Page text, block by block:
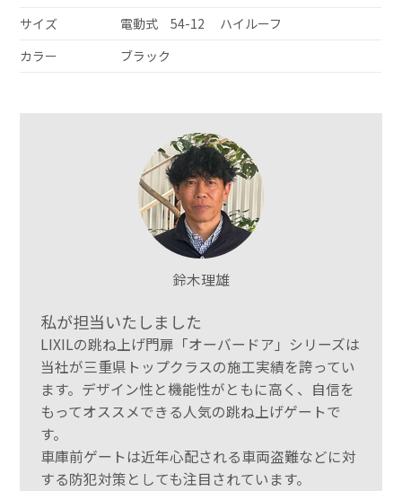
サイズ
電動式 54-12 ハイルーフ
カラー
ブラック
鈴木理雄
私が担当いたしました
LIXILの跳ね上げ門扉「オーバードア」シリーズは
当社が三重県トップクラスの施工実績を誇ってい
ます。デザイン性と機能性がともに高く、自信を
もってオススメできる人気の跳ね上げゲートで
す。
車庫前ゲートは近年心配される車両盗難などに対
する防犯対策としても注目されています。